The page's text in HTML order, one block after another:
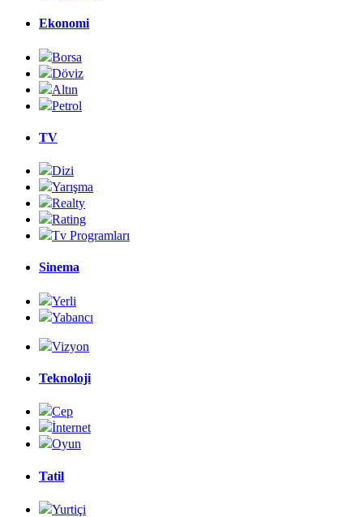
Ekonomi
Borsa
Döviz
Altın
Petrol
TV
Dizi
Yarışma
Realty
Rating
Tv Programları
Sinema
Yerli
Yabancı
Vizyon
Teknoloji
Cep
İnternet
Oyun
Tatil
Yurtiçi